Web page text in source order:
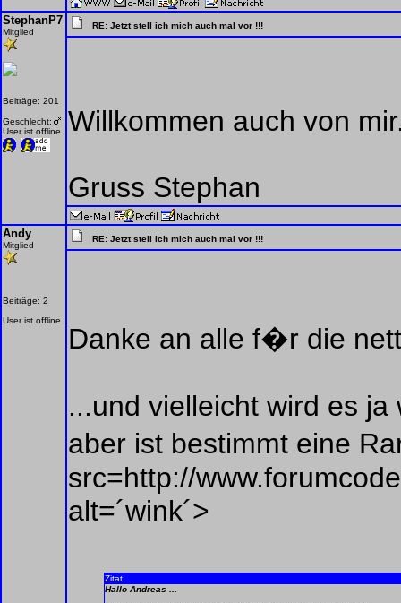
StephanP7
Mitglied
Beiträge: 201
Geschlecht:
User ist offline
RE: Jetzt stell ich mich auch mal vor !!!
Willkommen auch von
Gruss Stephan
Andy
Mitglied
Beiträge: 2
User ist offline
RE: Jetzt stell ich mich auch mal vor !!!
Danke an alle f�r die
...und vielleicht wird es
aber ist bestimmt eine
src=http://
alt=´wink´>
Zitat
Hallo Andreas ...